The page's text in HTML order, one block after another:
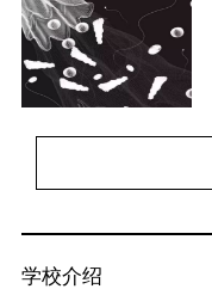
学校介绍